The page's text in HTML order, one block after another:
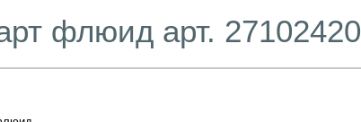
флюид арт. 27102420